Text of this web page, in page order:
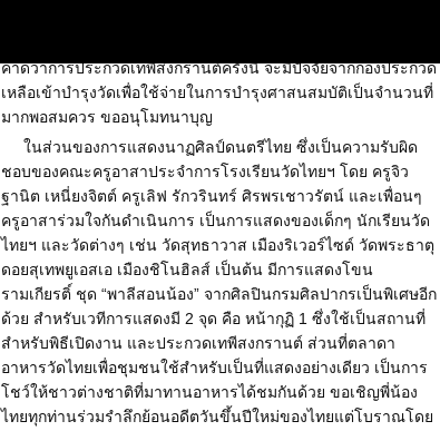
คาดว่าการประกวดเทพีสงกรานต์ครั้งนี้ จะมีปัจจัยจากกองประกวด
เหลือเข้าบำรุงวัดเพื่อใช้จ่ายในการบำรุงศาสนสมบัติเป็นจำนวนที่
มากพอสมควร ขออนุโมทนาบุญ
ในส่วนของการแสดงนาฏศิลป์ดนตรีไทย ซึ่งเป็นความรับผิด
ชอบของคณะครูอาสาประจำการโรงเรียนวัดไทยฯ โดย ครูจิว
ฐานิต เหนี่ยงจิตต์ ครูเลิฟ รักวรินทร์ ศิรพรเชาวรัตน์ และเพื่อนๆ
ครูอาสาร่วมใจกันดำเนินการ เป็นการแสดงของเด็กๆ นักเรียนวัด
ไทยฯ และวัดต่างๆ เช่น วัดสุทธาวาส เมืองริเวอร์ไซด์ วัดพระธาตุ
ดอยสุเทพยูเอสเอ เมืองชิโนฮิลส์ เป็นต้น มีการแสดงโขน
รามเกียรติ์ ชุด “พาลีสอนน้อง” จากศิลปินกรมศิลปากรเป็นพิเศษอีก
ด้วย สำหรับเวทีการแสดงมี 2 จุด คือ หน้ากุฏิ 1 ซึ่งใช้เป็นสถานที่
สำหรับพิธีเปิดงาน และประกวดเทพีสงกรานต์ ส่วนที่ตลาดา
อาหารวัดไทยเพื่อชุมชนใช้สำหรับเป็นที่แสดงอย่างเดียว เป็นการ
โชว์ให้ชาวต่างชาติที่มาทานอาหารได้ชมกันด้วย ขอเชิญพี่น้อง
ไทยทุกท่านร่วมรำลึกย้อนอดีตวันขึ้นปีใหม่ของไทยแต่โบราณโดย